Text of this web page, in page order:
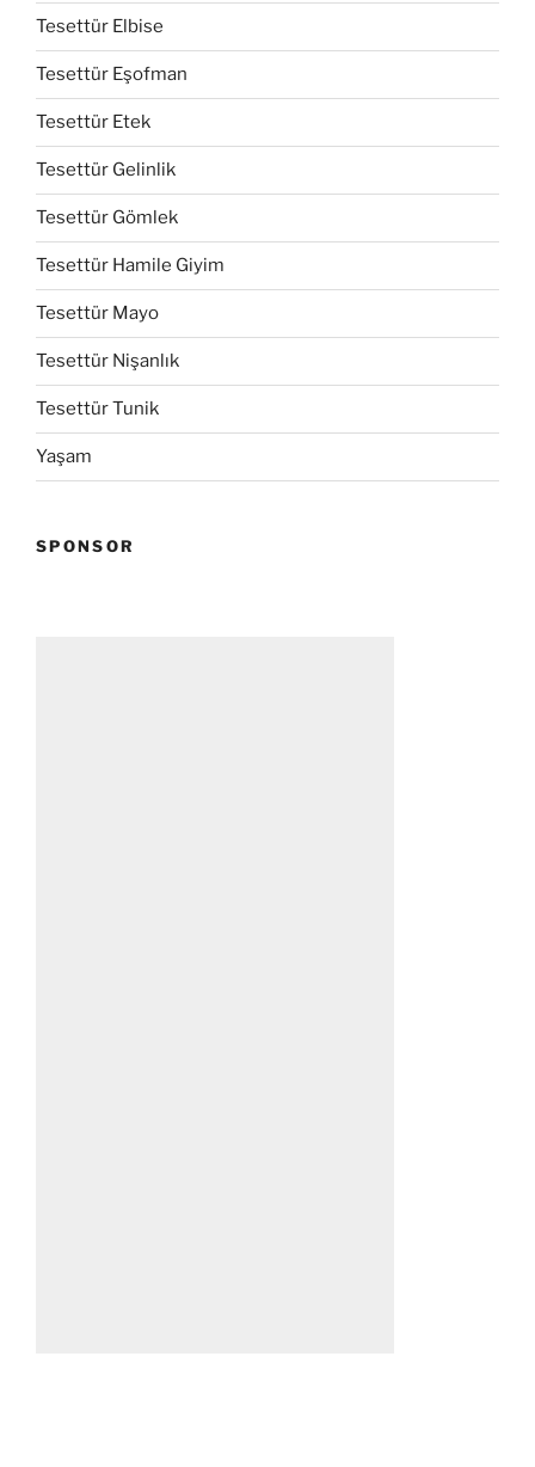
Tesettür Elbise
Tesettür Eşofman
Tesettür Etek
Tesettür Gelinlik
Tesettür Gömlek
Tesettür Hamile Giyim
Tesettür Mayo
Tesettür Nişanlık
Tesettür Tunik
Yaşam
SPONSOR